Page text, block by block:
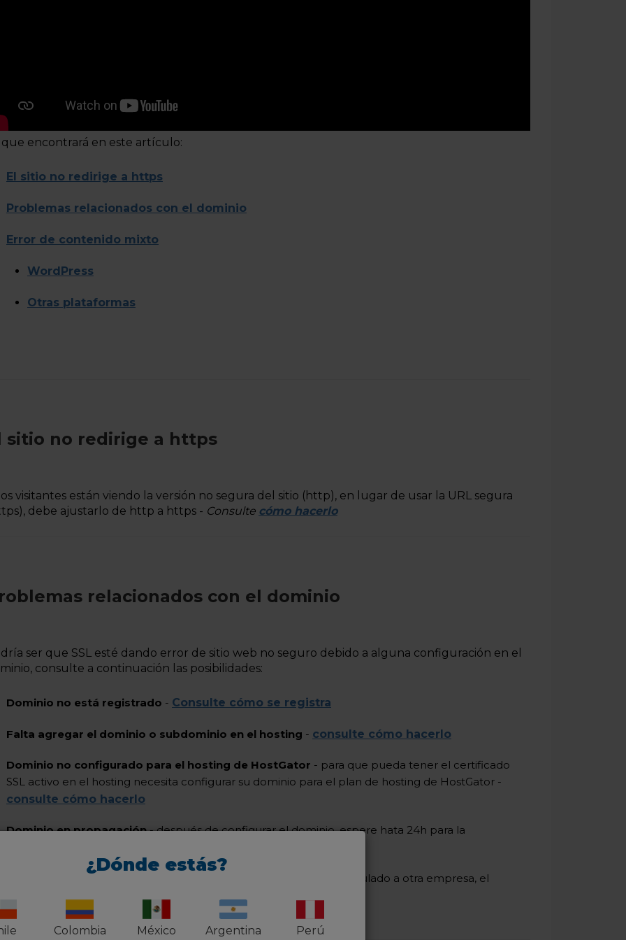
que encontrará en este artículo:
El sitio no redirige a https
Problemas relacionados con el dominio
Error de contenido mixto
WordPress
Otras plataformas
sitio no redirige a https
visitantes están viendo la versión no segura del sitio (http), en lugar de usar la URL segura
debe ajustarlo de http a https - Consulte cómo hacerlo
relacionados con el dominio
ser que SSL esté dando error de sitio web no seguro debido a alguna configuración en el
consulte a continuación las posibilidades:
Dominio no está registrado - Consulte cómo se registra
Falta agregar el dominio o subdominio en el hosting - consulte cómo hacerlo
Dominio no configurado para el hosting de HostGator - para que pueda tener el certificado
SSL activo en el hosting necesita configurar su dominio para el plan de hosting de HostGator -
consulte cómo hacerlo
Dominio en propagación- después de configurar el dominio, espere hata 24h para la
Dominio configurado en otra empresa
- la Si el dominio está vinculado a otra empresa, el
¿Dónde estás?
Colombia México Argentina Perú